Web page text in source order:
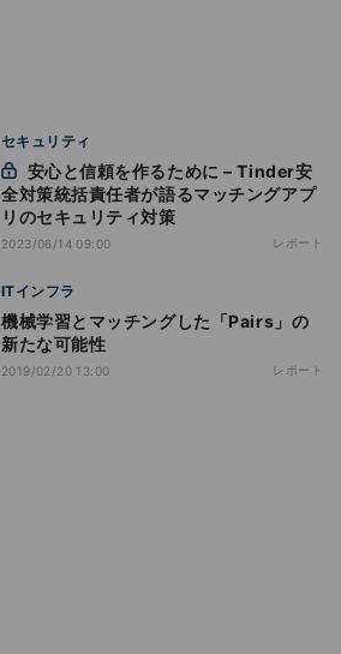
セキュリティ
全対策統括責任者が語るマッチングアプ
リのセキュリティ対策
2023/06/14 09:00 レポート
ITインフラ
機械学習とマッチングした「Pairs」の
新たな可能性
2019/02/20 13:00 レポート